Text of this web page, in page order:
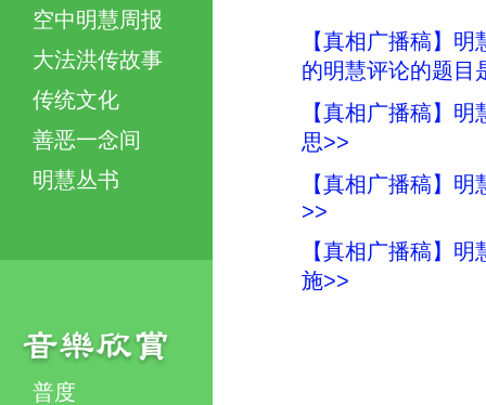
空中明慧周报
大法洪传故事
传统文化
善恶一念间
明慧丛书
普度
【真相广播稿】
的明慧评论的题目
【真相广播稿】
思>>
【真相广播稿】
>>
【真相广播稿】
施>>